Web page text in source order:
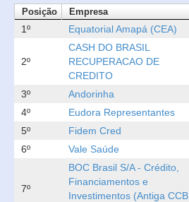
Posição Empresa
1º Equatorial Amapá (CEA)
2º
CASH DO BRASIL
RECUPERACAO DE
CREDITO
3º Andorinha
4º
Eudora Representantes
5º
Fidem Cred
6º
Vale Saúde
7º
BOC Brasil S/A - Crédito,
Financiamentos e
Investimentos (Antiga CCB